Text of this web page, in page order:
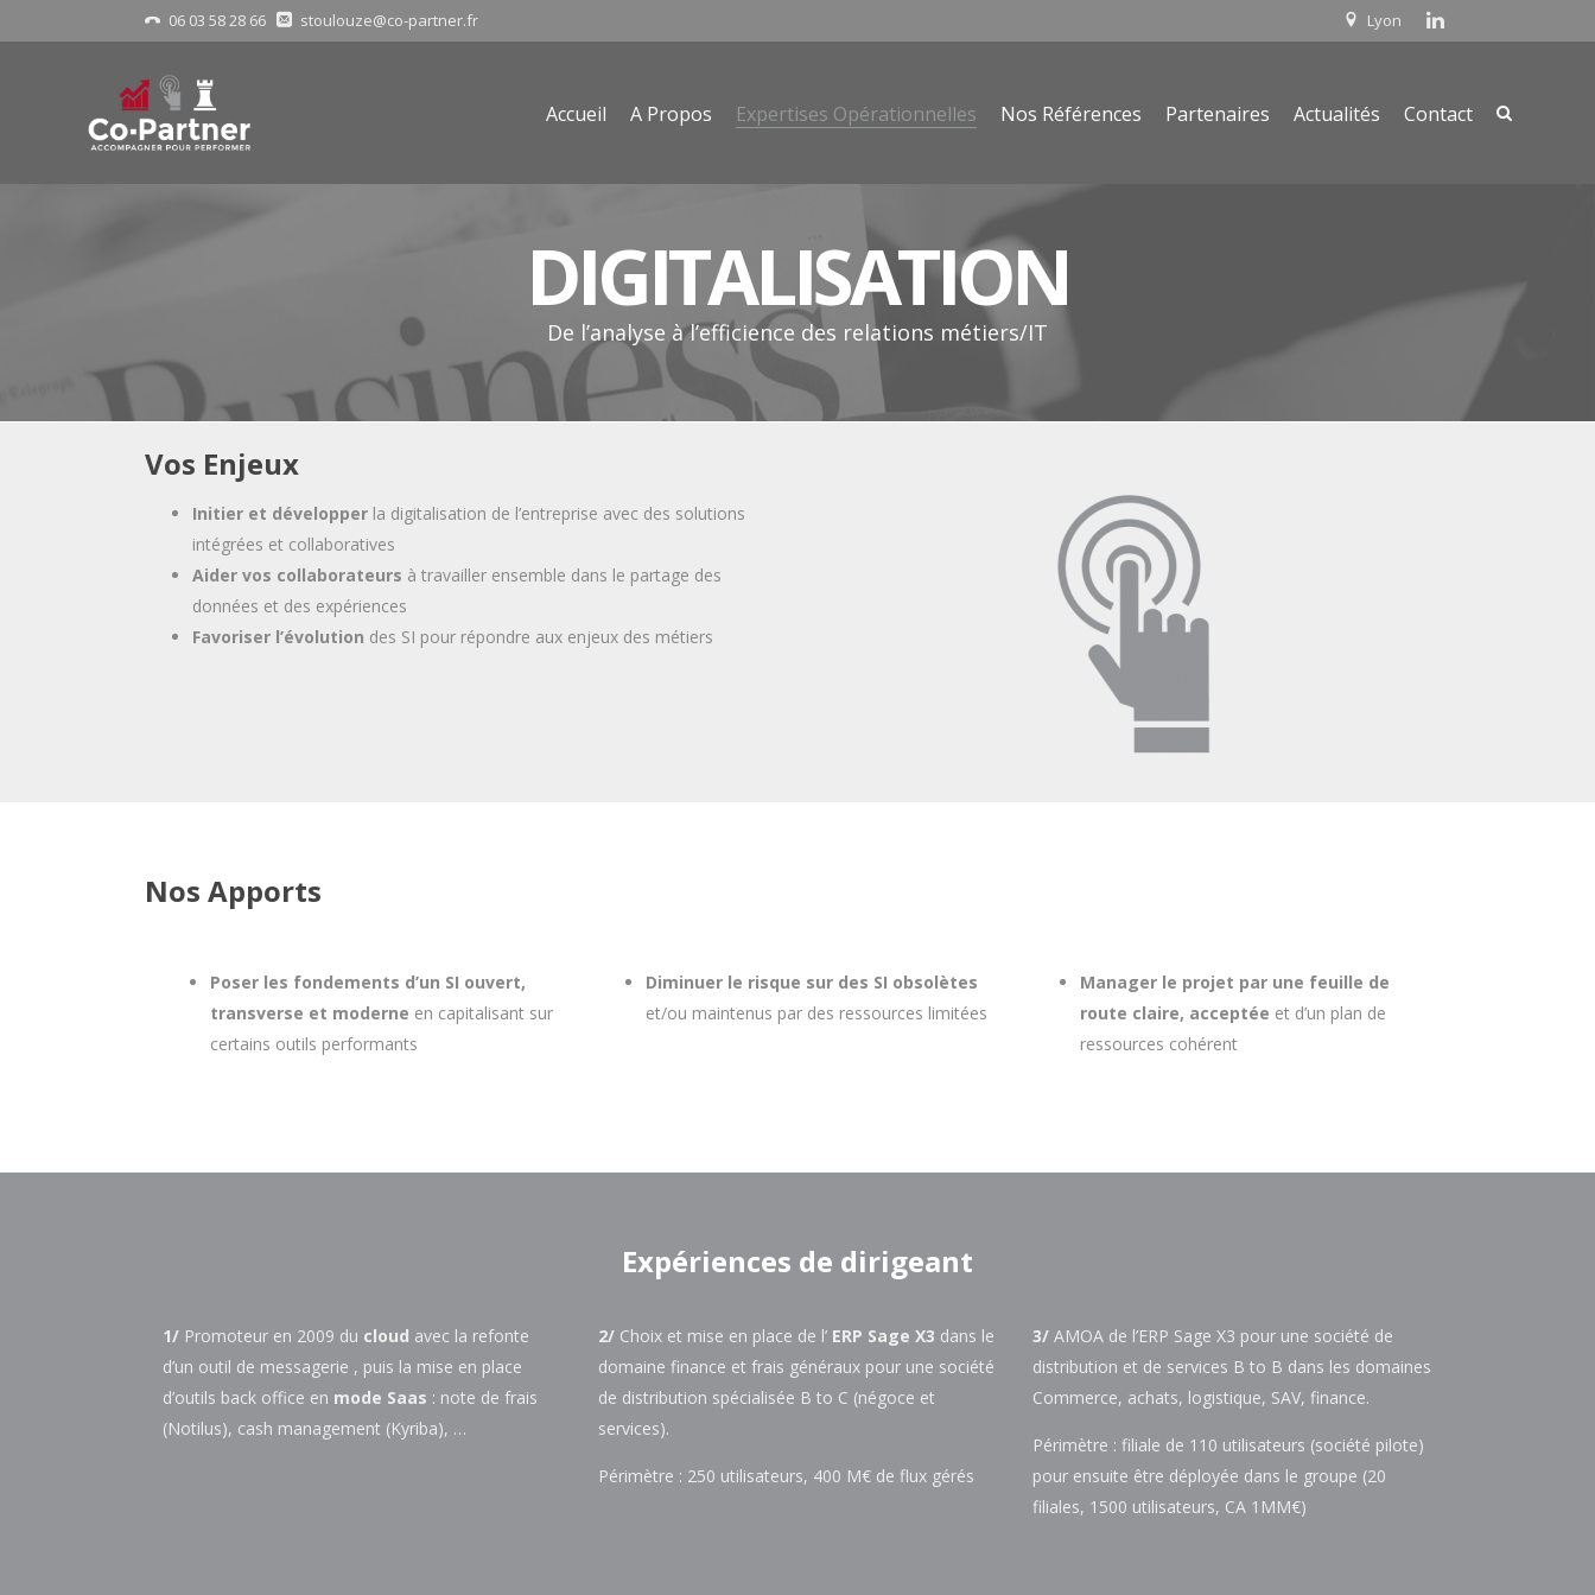
06 03 58 28 66 stoulouze@co-partner.fr Lyon
Accueil A Propos Expertises Opérationnelles Nos Références Partenaires Actualités Contact
DIGITALISATION
De l’analyse à l’efficience des relations métiers/IT
Vos Enjeux
Initier et développer la digitalisation de l’entreprise avec des solutions
intégrées et collaboratives
Aider vos collaborateurs à travailler ensemble dans le partage des
données et des expériences
Favoriser l’évolution des SI pour répondre aux enjeux des métiers
Nos Apports
Poser les fondements d’un SI ouvert,
transverse et moderne en capitalisant sur
certains outils performants
Diminuer le risque sur des SI obsolètes
et/ou maintenus par des ressources limitées
Manager le projet par une feuille de
route claire, acceptée et d’un plan de
ressources cohérent
Expériences de dirigeant
1/ Promoteur en 2009 du cloud avec la refonte
d’un outil de messagerie , puis la mise en place
d’outils back office en mode Saas : note de frais
(Notilus), cash management (Kyriba), …
2/ Choix et mise en place de l’ ERP Sage X3 dans le
domaine finance et frais généraux pour une société
de distribution spécialisée B to C (négoce et
services).
Périmètre : 250 utilisateurs, 400 M€ de flux gérés
3/AMOA de l’ERP Sage X3 pour une société de
distribution et de services B to B dans les domaines
Commerce, achats, logistique, SAV, finance.
Périmètre : filiale de 110 utilisateurs (société pilote)
pour ensuite être déployée dans le groupe (20
filiales, 1500 utilisateurs, CA 1MM€)